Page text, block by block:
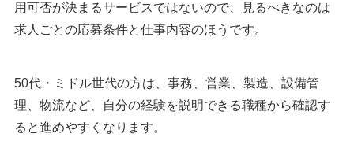
用可否が決まるサービスではないので、見るべきなのは
求人ごとの応募条件と仕事内容のほうです。
50代・ミドル世代の方は、事務、営業、製造、設備管
理、物流など、自分の経験を説明できる職種から確認す
ると進めやすくなります。